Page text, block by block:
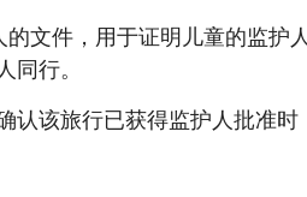
文件，用于证明儿童的监护
行。
认该旅行已获得监护人批准时